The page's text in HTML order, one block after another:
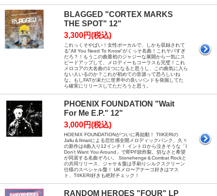
BLAGGED "CORTEX MARKS
THE SPOT" 12"
3,300円(税込)
これっくそやばい！女性ボーカルで、しかも収録されて
る"All You Need To Know"がくっそ名曲！これヤバすぎ
だろ？！もうこの曲最初のジャジーな展開から一気にス
ピードアップして、メロディーもコーラスも完璧！これ
メロコアの大名曲の1つになると思うし、この曲気に入ら
ない人いるのか？これが初めての音源って恐ろしいね
な。もしFATが未だに世界中の良いバンドを発掘してた
ら確実にリリースしてただろうと思う。
PHOENIX FOUNDATION "Wait
For Me E.P." 12"
3,000円(税込)
HOENIX FOUNDATIONがついに再始動！ TIIKERIの
Jallu＆Ilmariによる悲壮感全開メロディックパンク、久々
の新作は4曲入り12インチ！ イントロから泣きそうな「I
Don’t Want You Around」で即PF節炸裂。切なさと希望
が同居する名曲ぞろい。 Stonehenge＆Combat Rockと
の共同リリース、ジャケ＆盤は手刷りシルクスクリーン
仕様のスペシャル盤！ UKメロ〜アナーコ好きはマス
ト、TIIKERI好きも絶対チェック！
RANDOM HEROES "FOUR" LP